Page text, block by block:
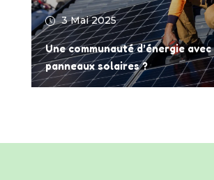
3 Mai 2025
Une communauté d’énergie avec
panneaux solaires ?